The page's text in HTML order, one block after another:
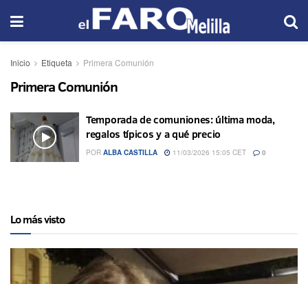
Inicio Etiqueta Primera Comunión
Primera Comunión
Temporada de comuniones: última moda,
regalos típicos y a qué precio
POR ALBA CASTILLA 11/03/2026 15:05 CET 0
Lo más visto